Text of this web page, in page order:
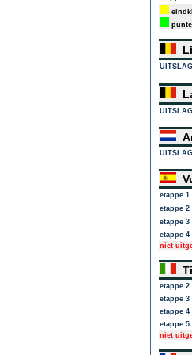
UITSLAG
UITSLAG
UITSLAG
etappe 1
etappe 2
etappe 3
etappe 4
niet
etappe 2
etappe 3
etappe 4
etappe 5
niet